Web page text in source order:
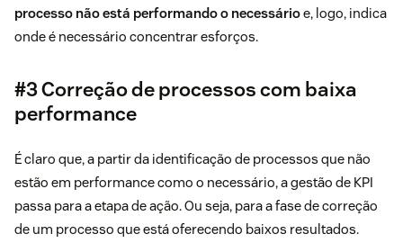
processo não está performando o necessárioe, logo, indica
onde é necessário concentrar esforços.
#3 Correção de processos com baixa
performance
É claro que, a partir da identificação de processos que não
estão em performance como o necessário, a gestão de KPI
passa para a etapa de ação. Ou seja, para a fase de correção
de um processo que está oferecendo baixos resultados.